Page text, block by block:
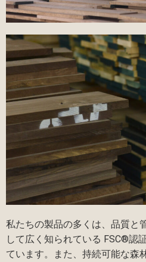
私たちの製品の多くは、品質と
して広く知られている FSC®認
ています。また、持続可能な森